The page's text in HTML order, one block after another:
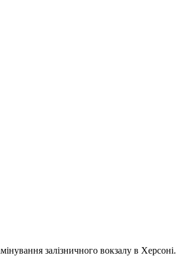
залізничного вокзалу в Херсоні.